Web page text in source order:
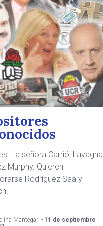
La señora Carrió, Lavagna
Murphy. Quieren
Rodríguez Saa y
Mantegari - 11 de septiembre